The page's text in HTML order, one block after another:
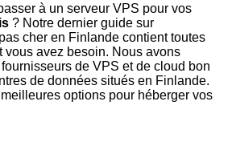
à un serveur VPS pour vos
? Notre dernier guide sur
cher en Finlande contient toutes
vous avez besoin. Nous avons
de VPS et de cloud bon
de données situés en Finlande.
options pour héberger vos